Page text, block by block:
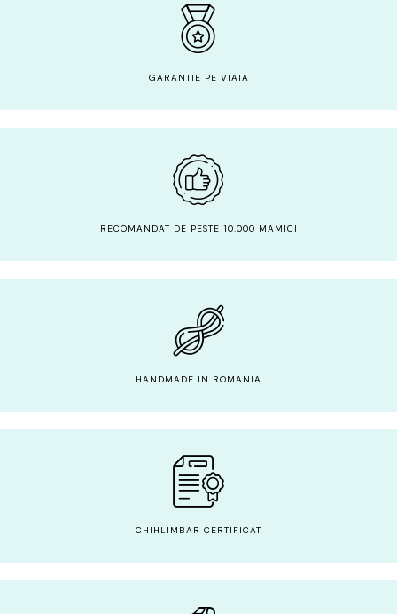
GARANTIE PE VIATA
RECOMANDAT DE PESTE 10.000 MAMICI
HANDMADE IN ROMANIA
CHIHLIMBAR CERTIFICAT